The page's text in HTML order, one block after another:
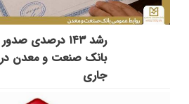
رشد ۱۴۳ درصدی
بانک صنعت و معدن
جاری